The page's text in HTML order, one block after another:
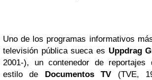
Uno de los programas informativos
televisión pública sueca es Uppdrag
2001-), un contenedor de reportajes
estilo de Documentos TV (TVE,